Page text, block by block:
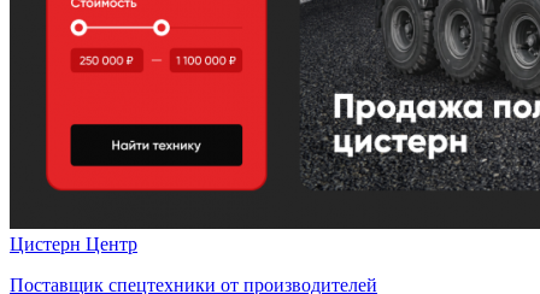
Цистерн Центр
Поставщик спецтехники от производителей